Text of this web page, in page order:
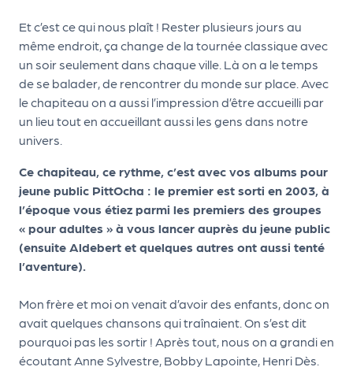
Et c’est ce qui nous plaît ! Rester plusieurs jours au
même endroit, ça change de la tournée classique avec
un soir seulement dans chaque ville. Là on a le temps
de se balader, de rencontrer du monde sur place. Avec
le chapiteau on a aussi l’impression d’être accueilli par
un lieu tout en accueillant aussi les gens dans notre
univers.
Ce chapiteau, ce rythme, c’est avec vos albums pour
jeune public PittOcha : le premier est sorti en 2003, à
l’époque vous étiez parmi les premiers des groupes
« pour adultes » à vous lancer auprès du jeune public
(ensuite Aldebert et quelques autres ont aussi tenté
l’aventure).
Mon frère et moi on venait d’avoir des enfants, donc on
avait quelques chansons qui traînaient. On s’est dit
pourquoi pas les sortir ! Après tout, nous on a grandi en
écoutant Anne Sylvestre, Bobby Lapointe, Henri Dès.
n
u
a
ir
e
d
o
r
g
a
n
is
t
e
u
r